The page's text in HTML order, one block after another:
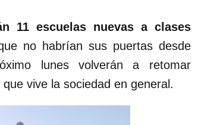
11 escuelas nuevas a clases
no habrían sus puertas desde
lunes volverán a retomar
vive la sociedad en general.